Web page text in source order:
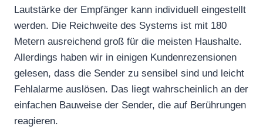
Lautstärke der Empfänger kann individuell eingestellt
werden. Die Reichweite des Systems ist mit 180
Metern ausreichend groß für die meisten Haushalte.
Allerdings haben wir in einigen Kundenrezensionen
gelesen, dass die Sender zu sensibel sind und leicht
Fehlalarme auslösen. Das liegt wahrscheinlich an der
einfachen Bauweise der Sender, die auf Berührungen
reagieren.